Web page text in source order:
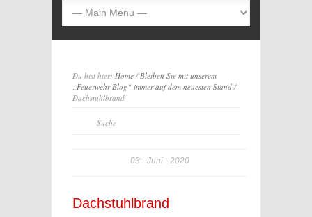
Du bist hier: Home/Bleiben Sie mit unserem
„Feuerwehr Blog“ immer auf dem neuesten Stand/
Dachstuhlbrand
03 Juni 2020
Dachstuhlbrand